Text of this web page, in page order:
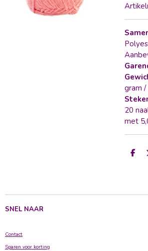
gram
20
met
D
SNEL NAAR
Contact
Sparen voor korting